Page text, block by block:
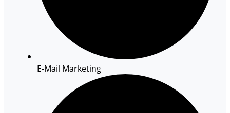
E-Mail Marketing